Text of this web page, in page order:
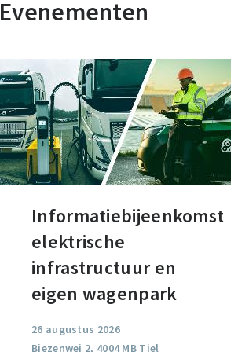
Evenementen
Informatiebijeenkomst
elektrische
infrastructuur en
eigen wagenpark
26 augustus 2026
Biezenwei 2, 4004 MB Tiel
Informatiebijeenkomst
elektrische
infrastructuur
en
wagenpark